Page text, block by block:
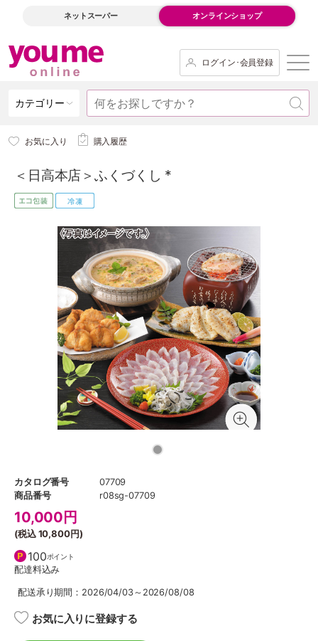
ネットスーパー オンラインショップ
ログイン･会員登録
カテゴリー
お気に入り 購入履歴
＜日高本店＞ふくづくし *
カタログ番号
07709
商品番号
r08sg-07709
10,000 円
(税込10,800円)
100ポイント
配達料込み
配送承り期間：2026/04/03～2026/08/08
お気に入りに登録する